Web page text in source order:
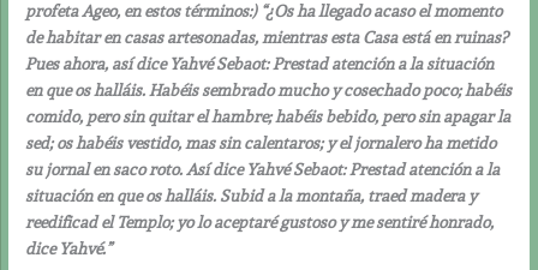
profeta Ageo, en estos términos:) “¿Os ha llegado acaso el momento
de habitar en casas artesonadas, mientras esta Casa está en ruinas?
Pues ahora, así dice Yahvé Sebaot: Prestad atención a la situación
en que os halláis. Habéis sembrado mucho y cosechado poco; habéis
comido, pero sin quitar el hambre; habéis bebido, pero sin apagar la
sed; os habéis vestido, mas sin calentaros; y el jornalero ha metido
su jornal en saco roto. Así dice Yahvé Sebaot: Prestad atención a la
situación en que os halláis. Subid a la montaña, traed madera y
reedificad el Templo; yo lo aceptaré gustoso y me sentiré honrado,
dice Yahvé.”